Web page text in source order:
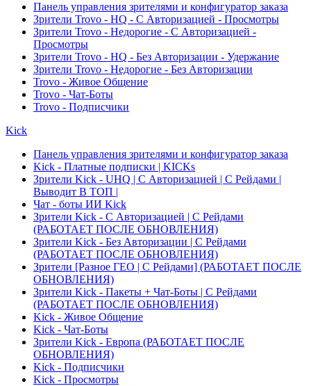
Панель управления зрителями и конфигуратор заказа
Зрители Trovo - HQ - С Авторизацией - Просмотры
Зрители Trovo - Недорогие - С Авторизацией -
Просмотры
Зрители Trovo - HQ - Без Авторизации - Удержание
Зрители Trovo - Недорогие - Без Авторизации
Trovo - Живое Общение
Trovo - Чат-Боты
Trovo - Подписчики
Kick
Панель управления зрителями и конфигуратор заказа
Kick - Платные подписки | KICKs
Зрители Kick - UHQ | С Авторизацией | С Рейдами |
Выводит В ТОП |
Чат - боты ИИ Kick
Зрители Kick - С Авторизацией | С Рейдами
(РАБОТАЕТ ПОСЛЕ ОБНОВЛЕНИЯ)
Зрители Kick - Без Авторизации | С Рейдами
(РАБОТАЕТ ПОСЛЕ ОБНОВЛЕНИЯ)
Зрители [Разное ГЕО | С Рейдами] (РАБОТАЕТ ПОСЛЕ
ОБНОВЛЕНИЯ)
Зрители Kick - Пакеты + Чат-Боты | С Рейдами
(РАБОТАЕТ ПОСЛЕ ОБНОВЛЕНИЯ)
Kick - Живое Общение
Kick - Чат-Боты
Зрители Kick - Европа (РАБОТАЕТ ПОСЛЕ
ОБНОВЛЕНИЯ)
Kick - Подписчики
Kick - Просмотры